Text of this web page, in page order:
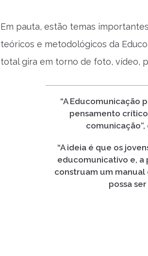
Em pauta, estão temas
teóricos e metodológicos da
total gira em torno de foto, vídeo,
“A Educomunicação
pensamento
“A ideia é que os
educomunicativo e, a
construam um
possa